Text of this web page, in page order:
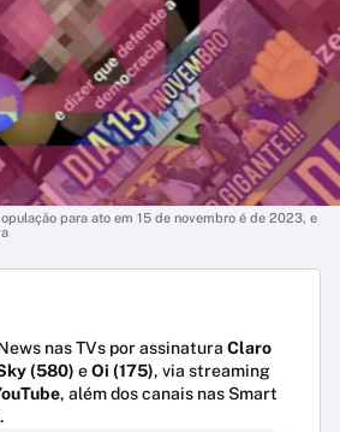
para ato em 15 de novembro é de 2023, e
nas TVs por assinatura Claro
(580) eOi (175), via streaming
, além dos canais nas Smart
.